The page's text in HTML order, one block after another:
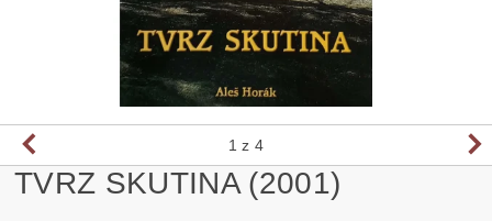
1 z 4
TVRZ SKUTINA (2001)